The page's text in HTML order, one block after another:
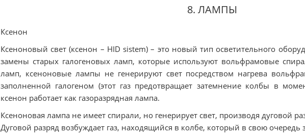
8. ЛАМПЫ
Ксенон
Ксеноновый свет (ксенон – HID sistem) – это новый тип осветительного
замены старых галогеновых ламп, которые используют вольфрамовые
ламп, ксеноновые лампы не генерируют свет посредством нагрева
заполненной галогеном (этот газ предотвращает затемнение колбы в
ксенон работает как газоразрядная лампа.
Ксеноновая лампа не имеет спирали, но генерирует свет, производя дуговой
Дуговой разряд возбуждает газ, находящийся в колбе, который в свою очередь